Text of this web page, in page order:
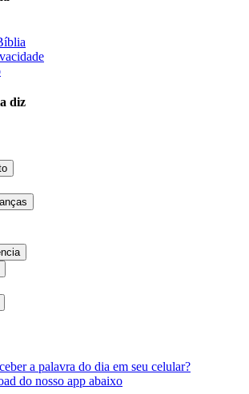
diz
a palavra do dia em seu celular?
do nosso app abaixo